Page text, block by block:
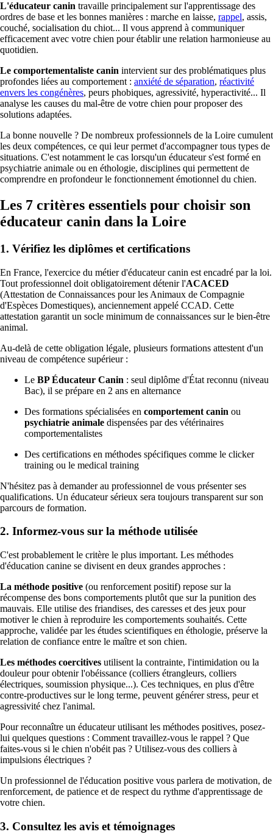
L'éducateur canin travaille principalement sur l'apprentissage des
ordres de base et les bonnes manières : marche en laisse, rappel, assis,
couché, socialisation du chiot... Il vous apprend à communiquer
efficacement avec votre chien pour établir une relation harmonieuse au
quotidien.
Le comportementaliste canin intervient sur des problématiques plus
profondes liées au comportement : anxiété de séparation, réactivité
envers les congénères, peurs phobiques, agressivité, hyperactivité... Il
analyse les causes du mal-être de votre chien pour proposer des
solutions adaptées.
La bonne nouvelle ? De nombreux professionnels de la Loire cumulent
les deux compétences, ce qui leur permet d'accompagner tous types de
situations. C'est notamment le cas lorsqu'un éducateur s'est formé en
psychiatrie animale ou en éthologie, disciplines qui permettent de
comprendre en profondeur le fonctionnement émotionnel du chien.
Les 7 critères essentiels pour choisir son
éducateur canin dans la Loire
1. Vérifiez les diplômes et certifications
En France, l'exercice du métier d'éducateur canin est encadré par la loi.
Tout professionnel doit obligatoirement détenir l'ACACED
(Attestation de Connaissances pour les Animaux de Compagnie
d'Espèces Domestiques), anciennement appelé CCAD. Cette
attestation garantit un socle minimum de connaissances sur le bien-être
animal.
Au-delà de cette obligation légale, plusieurs formations attestent d'un
niveau de compétence supérieur :
Le BP Éducateur Canin : seul diplôme d'État reconnu (niveau
Bac), il se prépare en 2 ans en alternance
Des formations spécialisées en comportement canin ou
psychiatrie animale dispensées par des vétérinaires
comportementalistes
Des certifications en méthodes spécifiques comme le clicker
training ou le medical training
N'hésitez pas à demander au professionnel de vous présenter ses
qualifications. Un éducateur sérieux sera toujours transparent sur son
parcours de formation.
2. Informez-vous sur la méthode utilisée
C'est probablement le critère le plus important. Les méthodes
d'éducation canine se divisent en deux grandes approches :
La méthode positive (ou renforcement positif) repose sur la
récompense des bons comportements plutôt que sur la punition des
mauvais. Elle utilise des friandises, des caresses et des jeux pour
motiver le chien à reproduire les comportements souhaités. Cette
approche, validée par les études scientifiques en éthologie, préserve la
relation de confiance entre le maître et son chien.
Les méthodes coercitives utilisent la contrainte, l'intimidation ou la
douleur pour obtenir l'obéissance (colliers étrangleurs, colliers
électriques, soumission physique...). Ces techniques, en plus d'être
contre-productives sur le long terme, peuvent générer stress, peur et
agressivité chez l'animal.
Pour reconnaître un éducateur utilisant les méthodes positives, posez-
lui quelques questions : Comment travaillez-vous le rappel ? Que
faites-vous si le chien n'obéit pas ? Utilisez-vous des colliers à
impulsions électriques ?
Un professionnel de l'éducation positive vous parlera de motivation, de
renforcement, de patience et de respect du rythme d'apprentissage de
votre chien.
3. Consultez les avis et témoignages